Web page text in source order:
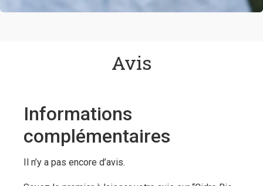
Avis
Informations
complémentaires
Il n’y a pas encore d’avis.